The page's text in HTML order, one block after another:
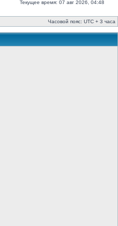
Текущее время: 07 авг 2026, 04:48
Часовой пояс: UTC + 3 часа